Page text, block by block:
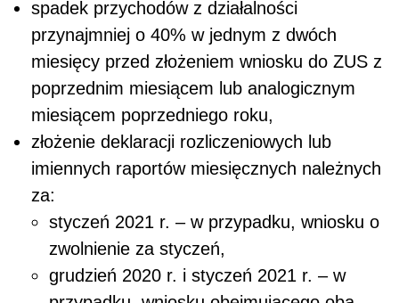
spadek przychodów z działalności
przynajmniej o 40% w jednym z dwóch
miesięcy przed złożeniem wniosku do ZUS z
poprzednim miesiącem lub analogicznym
miesiącem poprzedniego roku,
złożenie deklaracji rozliczeniowych lub
imiennych raportów miesięcznych należnych
za:
styczeń 2021 r. – w przypadku, wniosku o
zwolnienie za styczeń,
grudzień 2020 r. i styczeń 2021 r. – w